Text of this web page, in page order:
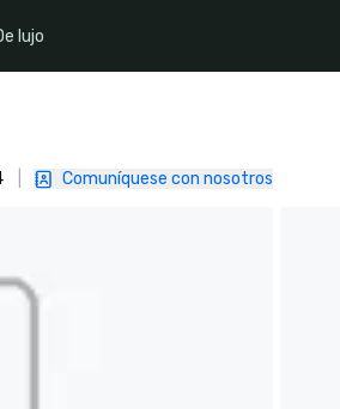
lujo
Comuníquese con nosotros